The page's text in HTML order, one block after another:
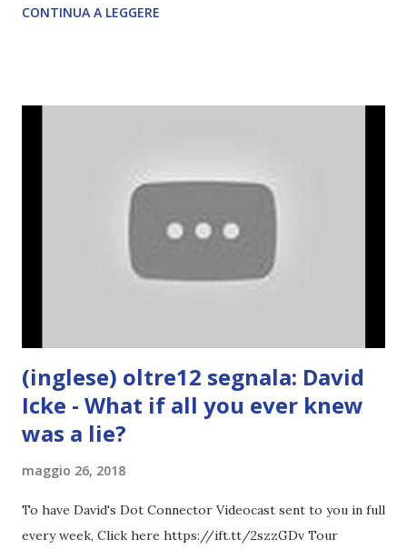
CONTINUA A LEGGERE
(inglese) oltre12 segnala: David
Icke - What if all you ever knew
was a lie?
maggio 26, 2018
To have David's Dot Connector Videocast sent to you in full
every week, Click here https://ift.tt/2szzGDv Tour